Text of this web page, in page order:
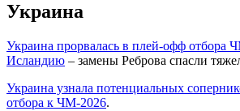
Украина
Украина прорвалась в плей-офф отбора
Исландию – замены Реброва спасли
Украина узнала потенциальных
отбора к ЧМ-2026.